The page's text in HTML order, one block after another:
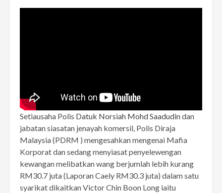
Setiausaha Polis Datuk Norsiah Mohd Saadudindan
jabatan siasatan jenayah komersil, Polis Diraja
Malaysia (PDRM ) mengesahkan mengenai Mafia
Korporat dan sedang menyiasat penyelewengan
kewangan melibatkan wang berjumlah lebih kurang
RM30.7 juta (Laporan Caely RM30.3 juta) dalam satu
syarikat dikaitkan Victor Chin Boon Long iaitu